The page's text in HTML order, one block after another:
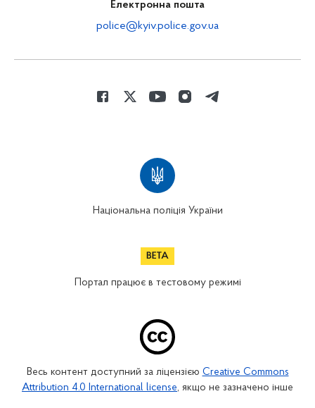
Електронна пошта
police@kyiv.police.gov.ua
Національна поліція України
Портал працює в тестовому режимі
Весь контент доступний за ліцензією Creative Commons
Attribution 4.0 International license, якщо не зазначено інше